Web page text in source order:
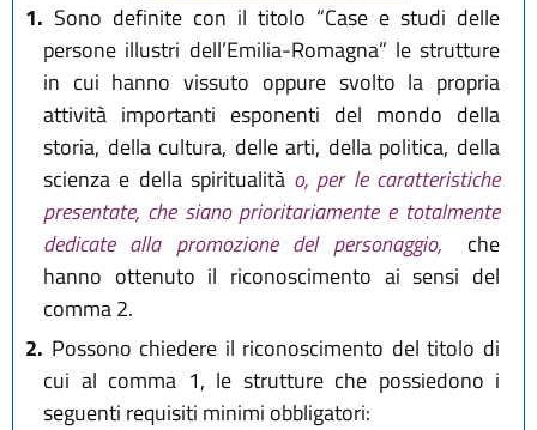
1. Sono definite con il titolo “Case e studi delle
persone illustri dell’Emilia-Romagna” le strutture
in cui hanno vissuto oppure svolto la propria
attività importanti esponenti del mondo della
storia, della cultura, delle arti, della politica, della
scienza e della spiritualità o, per le caratteristiche
presentate, che siano prioritariamente e totalmente
dedicate alla promozione del personaggio,
che
hanno ottenuto il riconoscimento ai sensi del
comma 2.
2. Possono chiedere il riconoscimento del titolo di
cui al comma 1, le strutture che possiedono i
seguenti requisiti minimi obbligatori: